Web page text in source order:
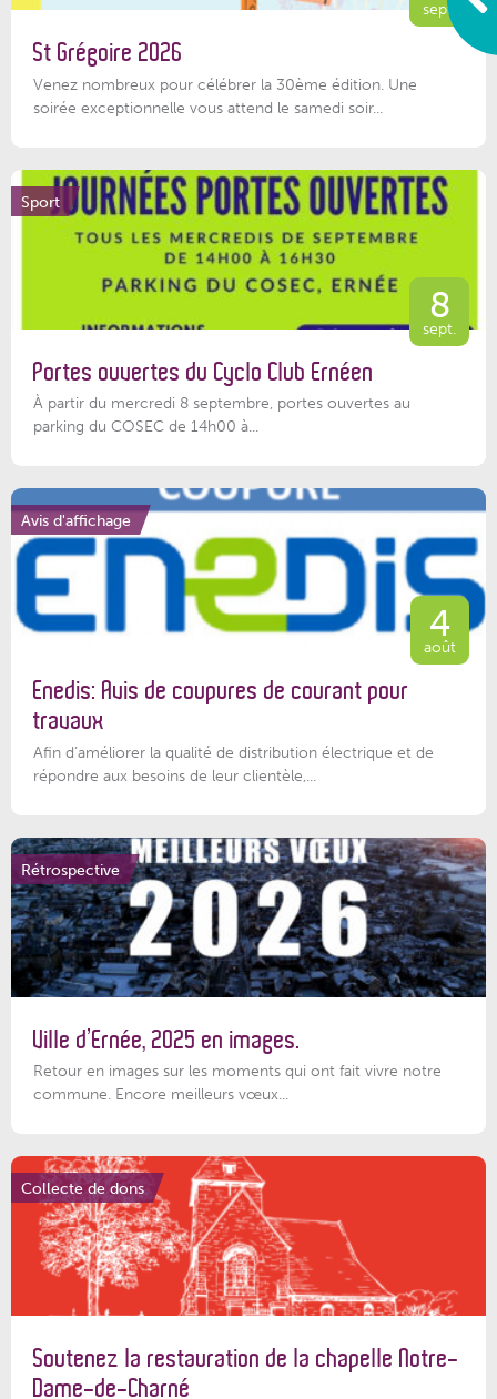
sept.
St Grégoire 2026
Venez nombreux pour célébrer la 30ème édition. Une
soirée exceptionnelle vous attend le samedi soir...
Sport
8
sept.
Portes ouvertes du Cyclo Club Ernéen
À partir du mercredi 8 septembre, portes ouvertes au
parking du COSEC de 14h00 à...
Avis d'affichage
4
août
Enedis: Avis de coupures de courant pour
travaux
Afin d’améliorer la qualité de distribution électrique et de
répondre aux besoins de leur clientèle,...
Rétrospective
Ville d’Ernée, 2025 en images.
Retour en images sur les moments qui ont fait vivre notre
commune. Encore meilleurs vœux...
Collecte de dons
Soutenez la restauration de la chapelle Notre-
Dame-de-Charné